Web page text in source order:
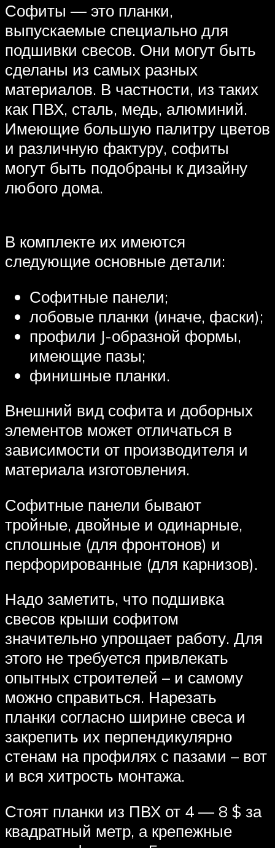
Софиты — это планки,
выпускаемые специально для
подшивки свесов. Они могут быть
сделаны из самых разных
материалов. В частности, из таких
как ПВХ, сталь, медь, алюминий.
Имеющие большую палитру цветов
и различную фактуру, софиты
могут быть подобраны к дизайну
любого дома.
В комплекте их имеются
следующие основные детали:
Софитные панели;
лобовые планки (иначе, фаски);
профили J-образной формы,
имеющие пазы;
финишные планки.
Внешний вид софита и доборных
элементов может отличаться в
зависимости от производителя и
материала изготовления.
Софитные панели бывают
тройные, двойные и одинарные,
сплошные (для фронтонов) и
перфорированные (для карнизов).
Надо заметить, что подшивка
свесов крыши софитом
значительно упрощает работу. Для
этого не требуется привлекать
опытных строителей – и самому
можно справиться. Нарезать
планки согласно ширине свеса и
закрепить их перпендикулярно
стенам на профилях с пазами – вот
и вся хитрость монтажа.
Стоят планки из ПВХ от 4 — 8 $ за
квадратный метр, а крепежные